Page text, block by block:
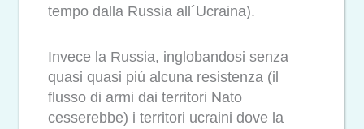
tempo dalla Russia all´Ucraina).
Invece la Russia, inglobandosi senza
quasi quasi piú alcuna resistenza (il
flusso di armi dai territori Nato
cesserebbe) i territori ucraini dove la